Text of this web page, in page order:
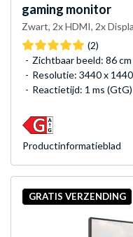
gaming monitor
Zwart, 2x HDMI, 2x
(2)
Zichtbaar beeld: 86 cm
Resolutie: 3440 x
Reactietijd: 1 ms (GtG)
Product­informatieblad
GRATIS VERZENDING